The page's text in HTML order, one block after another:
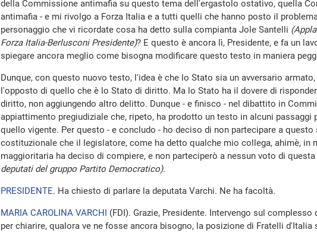
della Commissione antimafia su questo tema dell'ergastolo ostativo, quella
antimafia - e mi rivolgo a Forza Italia e a tutti quelli che hanno posto il
personaggio che vi ricordate cosa ha detto sulla compianta Jole Santelli
Forza Italia-Berlusconi Presidente)? E questo è ancora lì, Presidente, e fa un
spiegare ancora meglio come bisogna modificare questo testo in maniera
Dunque, con questo nuovo testo, l'idea è che lo Stato sia un avversario
l'opposto di quello che è lo Stato di diritto. Ma lo Stato ha il dovere di
diritto, non aggiungendo altro delitto. Dunque - e finisco - nel dibattito in
appiattimento pregiudiziale che, ripeto, ha prodotto un testo in alcuni passaggi
quello vigente. Per questo - e concludo - ho deciso di non partecipare a questo
costituzionale che il legislatore, come ha detto qualche mio collega, ahimè, in
maggioritaria ha deciso di compiere, e non parteciperò a nessun voto di
deputati del gruppo Partito Democratico).
PRESIDENTE. Ha chiesto di parlare la deputata Varchi. Ne ha facoltà.
MARIA CAROLINA VARCHI (FDI). Grazie, Presidente. Intervengo sul complesso
per chiarire, qualora ve ne fosse ancora bisogno, la posizione di Fratelli d'Italia